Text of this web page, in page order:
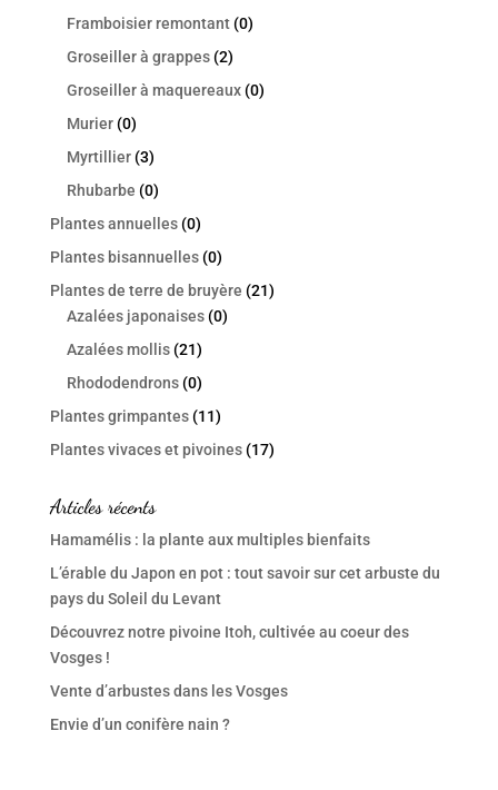
Framboisier remontant (0)
Groseiller à grappes (2)
Groseiller à maquereaux (0)
Murier (0)
Myrtillier (3)
Rhubarbe (0)
Plantes annuelles (0)
Plantes bisannuelles (0)
Plantes de terre de bruyère (21)
Azalées japonaises (0)
Azalées mollis (21)
Rhododendrons (0)
Plantes grimpantes (11)
Plantes vivaces et pivoines (17)
Articles récents
Hamamélis : la plante aux multiples bienfaits
L’érable du Japon en pot : tout savoir sur cet arbuste du
pays du Soleil du Levant
Découvrez notre pivoine Itoh, cultivée au coeur des
Vosges !
Vente d’arbustes dans les Vosges
Envie d’un conifère nain ?